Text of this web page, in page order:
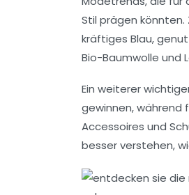
Stil prägen könnten.
kräftiges Blau,
Bio-Baumwolle und
Ein weiterer
gewinnen, während
Accessoires und
besser verstehen,